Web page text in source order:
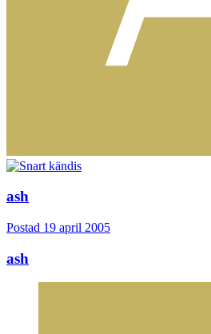
ash
Postad 19 april 2005
ash